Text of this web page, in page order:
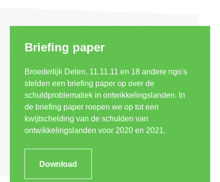
Briefing paper
Broederlijk Delen, 11.11.11 en 18 andere ngo's
stelden een briefing paper op over de
schuldproblematiek in ontwikkelingslanden. In
de briefing paper roepen we op tot een
kwijtschelding van de schulden van
ontwikkelingslanden voor 2020 en 2021.
Download